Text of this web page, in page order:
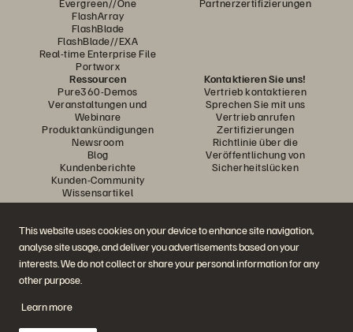
This website uses cookies on your device to enhance site navigation,
analyse site usage, and deliver you advertisements based on your
interests. We do not collect or share your personal information for any
other purpose.
Learn more
FlashArray
FlashBlade
FlashBlade//EXA
Real-time Enterprise File
Portworx
Ressourcen
Pure360-Demos
Veranstaltungen und
Webinare
Produktankündigungen
Newsroom
Blog
Kundenberichte
Kunden-Community
Wissensartikel
Kontaktieren Sie uns!
Vertrieb kontaktieren
Sprechen Sie mit uns
Vertrieb anrufen
Zertifizierungen
Richtlinie über die
Veröffentlichung von
Sicherheitslücken
Diskutiere mit
Folgen Sie den Everpure Social Media Kanälen